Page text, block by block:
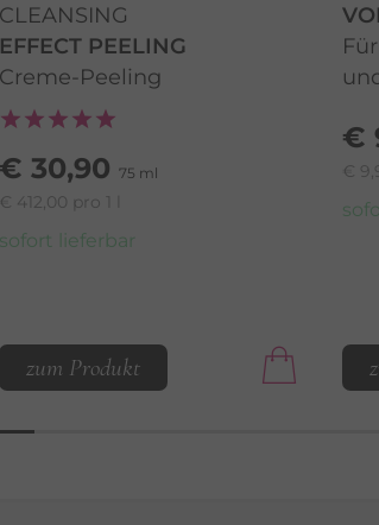
CLEANSING
EFFECT PEELING
Creme-Peeling
€ 30,90 75 ml
€ 412,00 pro 1 l
sofort lieferbar
zum Produkt
€
€